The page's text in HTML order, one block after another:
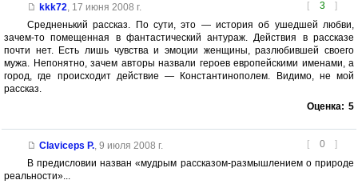
[ 3 ]
kkk72 17 июня 2008 г.
Средненький рассказ. По сути, это — история об ушедшей любви,
зачем-то помещенная в фантастический антураж. Действия в рассказе
почти нет. Есть лишь чувства и эмоции женщины, разлюбившей своего
мужа. Непонятно, зачем авторы назвали героев европейскими именами, а
город, где происходит действие — Константинополем. Видимо, не мой
рассказ.
Оценка: 5
[ 0 ]
Claviceps P., 9 июля 2008 г.
В предисловии назван «мудрым рассказом-размышлением о природе
реальности»...